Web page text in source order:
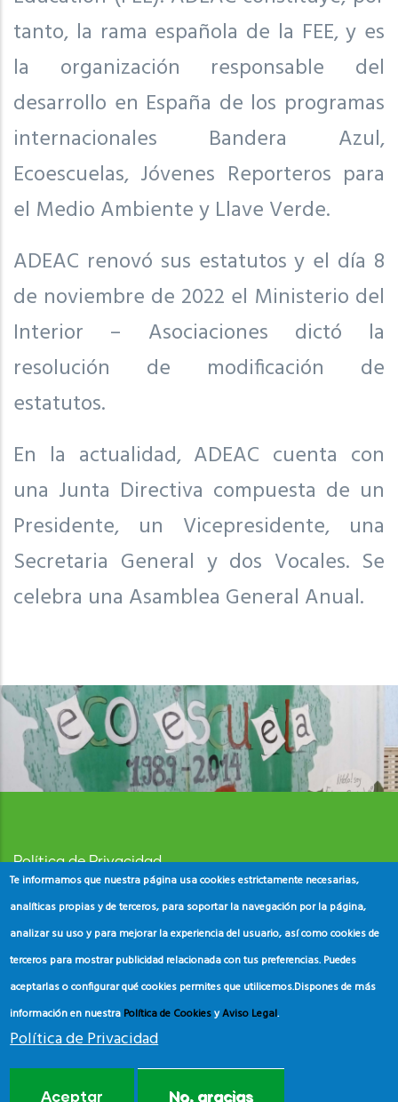
tanto, la rama española de la FEE, y es
la organización responsable del
desarrollo en España de los programas
internacionales Bandera Azul,
Ecoescuelas, Jóvenes Reporteros para
el Medio Ambiente y Llave Verde.
ADEAC renovó sus estatutos y el día 8
de noviembre de 2022 el Ministerio del
Interior – Asociaciones dictó la
resolución de modificación de
estatutos.
En la actualidad, ADEAC cuenta con
una Junta Directiva compuesta de un
Presidente, un Vicepresidente, una
Secretaria General y dos Vocales. Se
celebra una Asamblea General Anual.
Política de Privacidad
Aviso Legal
Política de Cookies
Te informamos que nuestra página usa cookies estrictamente necesarias,
analíticas propias y de terceros, para soportar la navegación por la página,
analizar su uso y para mejorar la experiencia del usuario, así como cookies de
terceros para mostrar publicidad relacionada con tus preferencias. Puedes
aceptarlas o configurar qué cookies permites que utilicemos.Dispones de más
información en nuestra Política de CookiesyAviso Legal.
Política de Privacidad
Aceptar No, gracias